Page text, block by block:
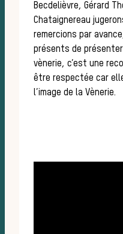
Becdelièvre, Gérard
Chataignereau
remercions par
présents de
vènerie, c’est une
être respectée car
l’image de la Vènerie.